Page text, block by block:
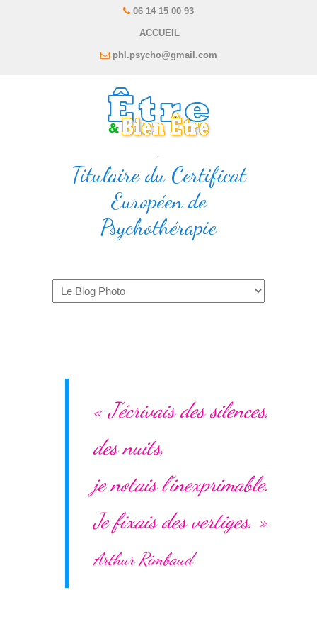
06 14 15 00 93
ACCUEIL
phl.psycho@gmail.com
.
Titulaire du Certificat
Européen de
Psychothérapie
Navigation
« J’écrivais des silences,
des nuits,
je notais l’inexprimable.
Je fixais des vertiges. »
Arthur Rimbaud